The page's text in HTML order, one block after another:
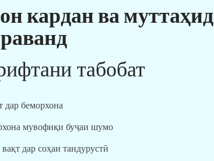
кардан ва муттаҳид
табобат
дар беморхона
мувофиқи буҷаи шумо
дар соҳаи тандурустӣ
пайравӣ
24x7 бо дастаи
шумо.